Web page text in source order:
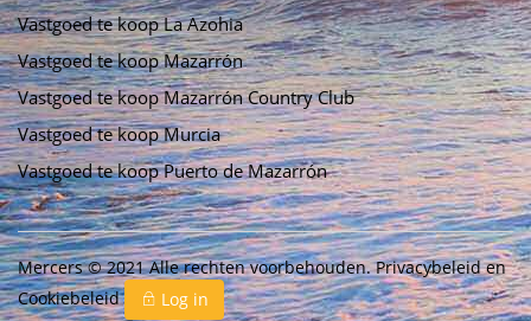
Vastgoed te koop La Azohia
Vastgoed te koop Mazarrón
Vastgoed te koop Mazarrón Country Club
Vastgoed te koop Murcia
Vastgoed te koop Puerto de Mazarrón
Mercers © 2021 Alle rechten voorbehouden.Privacybeleiden
Cookiebeleid
Log in